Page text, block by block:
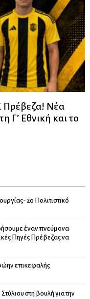
Νέα
Γ’ Εθνική και το
2ο Πολιτιστικό
έναν πνεύμονα
Πηγές Πρέβεζας να
επικεφαλής
στη βουλή για την